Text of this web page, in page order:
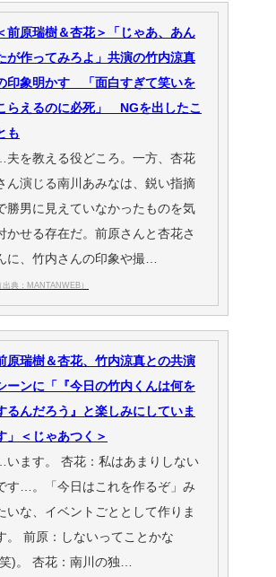
前原瑞樹＆杏花＞「じゃあ、あん
が作ってみろよ」共演の竹内涼真
印象明かす 「面白すぎて笑いを
らえるのに必死」 NGを出したこ
も
…夫を教える役どころ。一方、杏花
ん演じる南川あみなは、鋭い指摘
勝男に見えていなかったものを気
かせる存在だ。前原さんと杏花さ
に、竹内さんの印象や撮…
出典：MANTANWEB）
原瑞樹＆杏花、竹内涼真との共演
ーンに「『今日の竹内くんは何を
るんだろう』と楽しみにしていま
」＜じゃあつく＞
…います。 杏花：私はあまりしない
す…。「今日はこれを作るぞ」み
いな、イベントごととして作りま
。 前原：しないってことかな
)。 杏花：南川の独…